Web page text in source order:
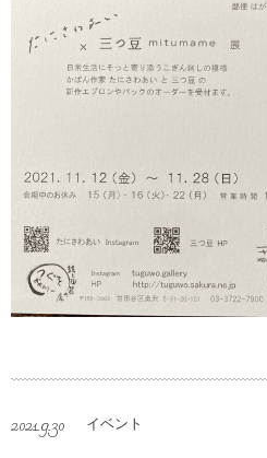
2021.9.30 イベント